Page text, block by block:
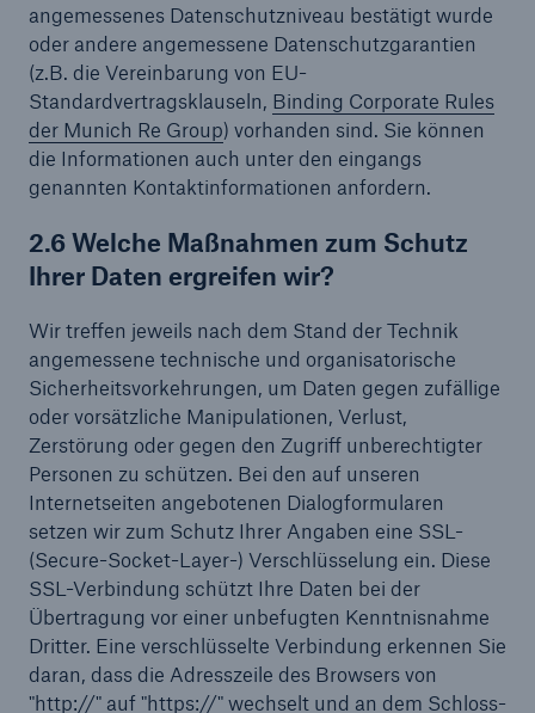
angemessenes Datenschutzniveau bestätigt wurde
oder andere angemessene Datenschutzgarantien
(z.B. die Vereinbarung von EU-
Standardvertragsklauseln, Binding Corporate Rules
der Munich Re Group) vorhanden sind. Sie können
die Informationen auch unter den eingangs
genannten Kontaktinformationen anfordern.
2.6 Welche Maßnahmen zum Schutz
Ihrer Daten ergreifen wir?
Wir treffen jeweils nach dem Stand der Technik
angemessene technische und organisatorische
Sicherheitsvorkehrungen, um Daten gegen zufällige
oder vorsätzliche Manipulationen, Verlust,
Zerstörung oder gegen den Zugriff unberechtigter
Personen zu schützen. Bei den auf unseren
Internetseiten angebotenen Dialogformularen
setzen wir zum Schutz Ihrer Angaben eine SSL-
(Secure-Socket-Layer-) Verschlüsselung ein. Diese
SSL-Verbindung schützt Ihre Daten bei der
Übertragung vor einer unbefugten Kenntnisnahme
Dritter. Eine verschlüsselte Verbindung erkennen Sie
daran, dass die Adresszeile des Browsers von
"http://" auf "https://" wechselt und an dem Schloss-